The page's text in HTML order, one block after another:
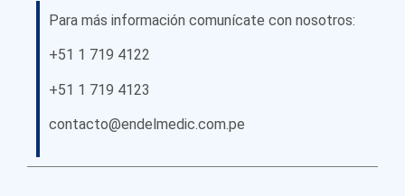
Para más información comunícate con nosotros:
+51 1 719 4122
+51 1 719 4123
contacto@endelmedic.com.pe